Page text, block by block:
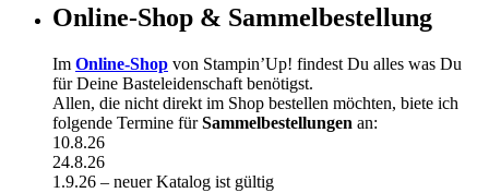
Online-Shop & Sammelbestellung
Im Online-Shop von Stampin’Up! findest Du alles was Du
für Deine Basteleidenschaft benötigst.
Allen, die nicht direkt im Shop bestellen möchten, biete ich
folgende Termine fürSammelbestellungen an:
10.8.26
24.8.26
1.9.26 – neuer Katalog ist gültig